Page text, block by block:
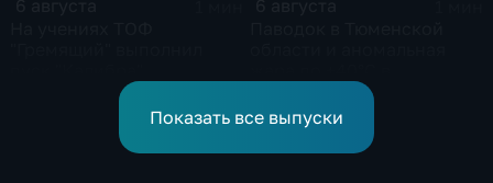
Показать все выпуски